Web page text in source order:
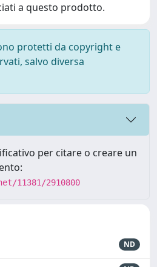
a questo prodotto.
protetti da copyright e
salvo diversa
per citare o creare un
11381/2910800
ND